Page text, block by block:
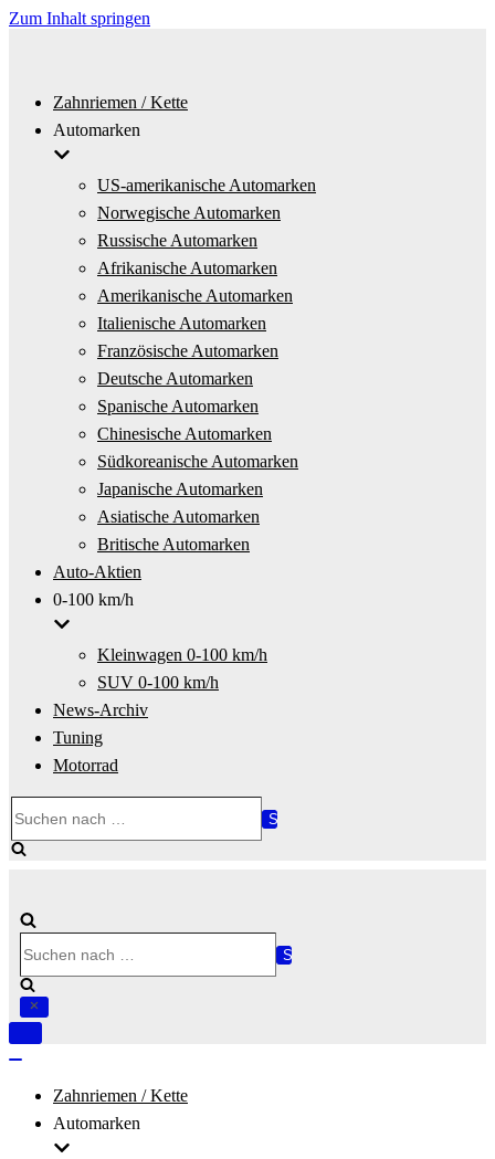
Zum Inhalt springen
Zahnriemen / Kette
Automarken
US-amerikanische Automarken
Norwegische Automarken
Russische Automarken
Afrikanische Automarken
Amerikanische Automarken
Italienische Automarken
Französische Automarken
Deutsche Automarken
Spanische Automarken
Chinesische Automarken
Südkoreanische Automarken
Japanische Automarken
Asiatische Automarken
Britische Automarken
Auto-Aktien
0-100 km/h
Kleinwagen 0-100 km/h
SUV 0-100 km/h
News-Archiv
Tuning
Motorrad
nach …
nach …
Navigation
Zahnriemen / Kette
Automarken